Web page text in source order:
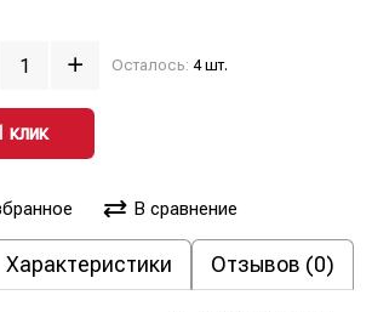
Осталось: 4 шт.
клик
В сравнение
Характеристики Отзывов (0)